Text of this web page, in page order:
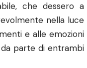
che dessero a
nella luce
e alle emozioni
parte di entrambi